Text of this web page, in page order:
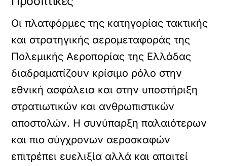
Οι πλατφόρμες της κατηγορίας τακτικής
και στρατηγικής αερομεταφοράς της
Πολεμικής Αεροπορίας της Ελλάδας
διαδραματίζουν κρίσιμο ρόλο στην
εθνική ασφάλεια και στην υποστήριξη
στρατιωτικών και ανθρωπιστικών
αποστολών. Η συνύπαρξη παλαιότερων
και πιο σύγχρονων αεροσκαφών
επιτρέπει ευελιξία αλλά και απαιτεί